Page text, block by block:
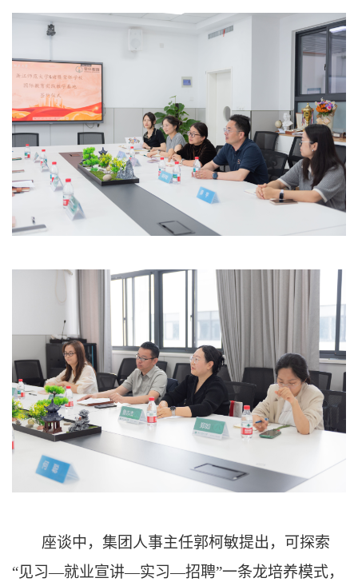
座谈中，集团人事主任郭柯敏提出，可探索
“见习—就业宣讲—实习—招聘”一条龙培养模式，